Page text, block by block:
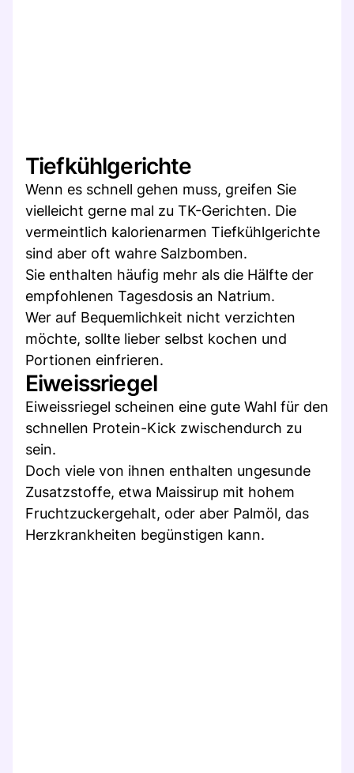
Tiefkühlgerichte
Wenn es schnell gehen muss, greifen Sie
vielleicht gerne mal zu TK-Gerichten. Die
vermeintlich kalorienarmen Tiefkühlgerichte
sind aber oft wahre Salzbomben.
Sie enthalten häufig mehr als die Hälfte der
empfohlenen Tagesdosis an Natrium.
Wer auf Bequemlichkeit nicht verzichten
möchte, sollte lieber selbst kochen und
Portionen einfrieren.
Eiweissriegel
Eiweissriegel scheinen eine gute Wahl für den
schnellen Protein-Kick zwischendurch zu
sein.
Doch viele von ihnen enthalten ungesunde
Zusatzstoffe, etwa Maissirup mit hohem
Fruchtzuckergehalt, oder aber Palmöl, das
Herzkrankheiten begünstigen kann.